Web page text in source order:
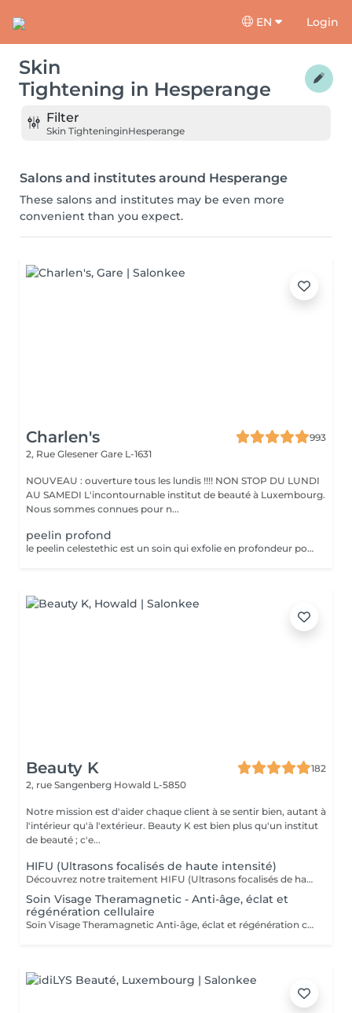
EN Login
Skin
Tightening in Hesperange
Filter
Skin TighteninginHesperange
Salons and institutes around Hesperange
These salons and institutes may be even more
convenient than you expect.
Charlen's
993
2, Rue Glesener Gare L-1631
NOUVEAU : ouverture tous les lundis !!!! NON STOP DU LUNDI
AU SAMEDI L'incontournable institut de beauté à Luxembourg.
Nous sommes connues pour n...
peelin profond
le peelin celestethic est un soin qui exfolie en profondeur pour lisser la peau raviver leclat du teint et attenuer les imperfections ideal pour retrouver une peau lumineuse et uniforme ce soin traite les cicatrices l,acne les taches pigmentaires le masque de grossesse ect nous sommes a votre disposition pour toutes questions :)
Beauty K
182
2, rue Sangenberg Howald L-5850
Notre mission est d'aider chaque client à se sentir bien, autant à
l'intérieur qu'à l'extérieur. Beauty K est bien plus qu'un institut
de beauté ; c'e...
HIFU (Ultrasons focalisés de haute intensité)
Découvrez notre traitement HIFU (Ultrasons focalisés de haute intensité) : le soin anti-âge révolutionnaire pour visage, cou et décolleté. Commencez votre expérience par un rendez-vous d'information personnalisé, lors duquel nous analyserons ensemble la zone que vous souhaitez traiter. C'est aussi l'occasion de répondre à toutes vos questions et de vous familiariser avec les avantages de cette technologie de pointe. Notre soin HIFU est la solution idéale pour ceux qui recherchent un rajeunissement sans aiguilles ni chirurgie. Utilisant des ultrasons de haute intensité, ce traitement cible les couches profondes de la peau pour stimuler la production de collagène et d'élastine, entraînant un effet liftant et raffermissant visible. Parfait pour atténuer les signes de vieillissement tels que les rides, la perte de fermeté, et même les cicatrices sur le visage et le corps, le soin HIFU redonne à votre peau une apparence plus jeune et revitalisée. Les résultats peuvent être perceptibles dès la première séance, avec des améliorations continues au fil du temps. Transformez votre peau avec notre soin HIFU un véritable tournant dans les traitements esthétiques modernes, alliant efficacité et sécurité pour révéler votre beauté naturelle sans temps de récupération.
Soin Visage Theramagnetic - Anti-âge, éclat et
régénération cellulaire
Soin Visage Theramagnetic Anti-âge, éclat et régénération cellulaire Le Theramagnetic visage est un soin non-invasif nouvelle génération qui combine la micro-aspiration douce et les champs magnétiques pulsés à résonance stochastique (CMPS) pour redonner au visage toute sa lumière, sa fermeté et sa vitalité. Grâce à sa pièce à main spécialement conçue pour les zones délicates du visage et du cou, ce traitement stimule les fibroblastes, relance la production de collagène et d'élastine, améliore la microcirculation et facilite l'oxygénation cellulaire. Résultats : Effet liftant visible dès la première séance Peau plus lisse, plus ferme et plus lumineuse Réduction des rides, des poches et des signes de fatigue Amélioration de la texture et de l'éclat du teint Sans aiguille, sans douleur et 100 % relaxant, ce soin visage s'adresse à toutes les personnes souhaitant un effet rajeunissant naturel et durable. Recommandation : une cure de 6 séances espacées d'une semaine pour un effet régénérant profond et durable. Idéal en prévention du vieillissement ou en soin intensif.